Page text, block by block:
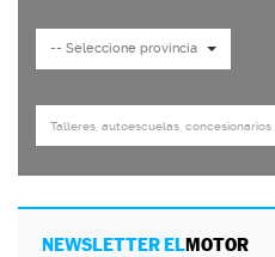
NEWSLETTER ELMOTOR